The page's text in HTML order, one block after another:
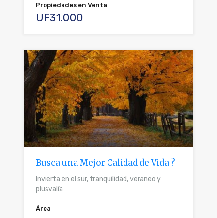
Propiedades en Venta
UF31.000
Busca una Mejor Calidad de Vida ?
Invierta en el sur, tranquilidad, veraneo y
plusvalía
Área